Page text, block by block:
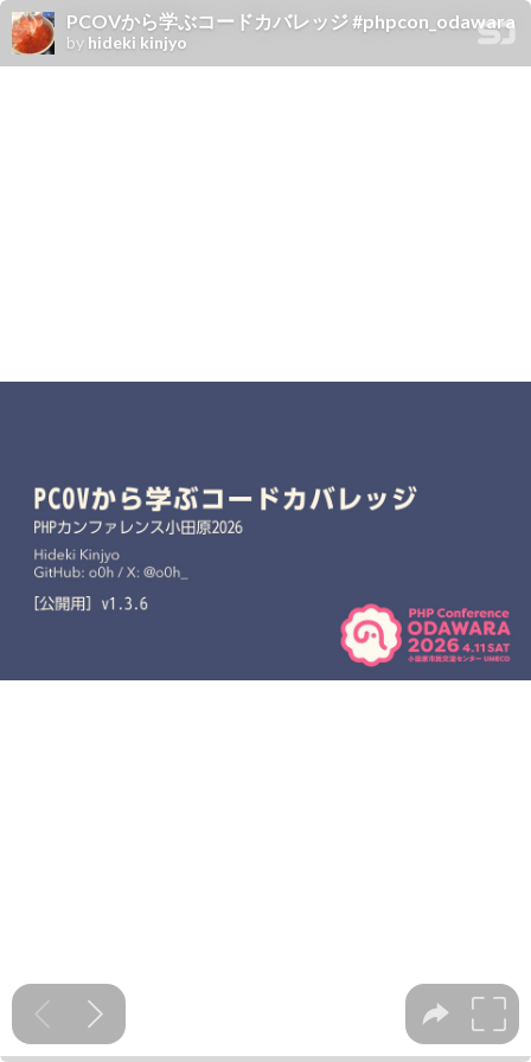
PCOVから学ぶコードカバレッジ #phpcon_odawara
by hideki kinjyo